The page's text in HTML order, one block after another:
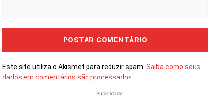
Este site utiliza o Akismet para reduzir spam. Saiba como seus
dados em comentários são processados.
Publicidade